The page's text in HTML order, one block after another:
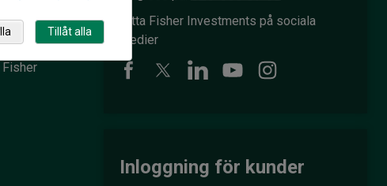
Hitta Fisher Investments på sociala
medier
Inloggning för kunder
Tillåt alla